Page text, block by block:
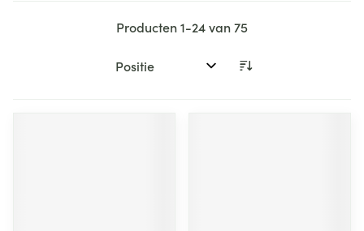
Producten1-24van75
Sorteer op: